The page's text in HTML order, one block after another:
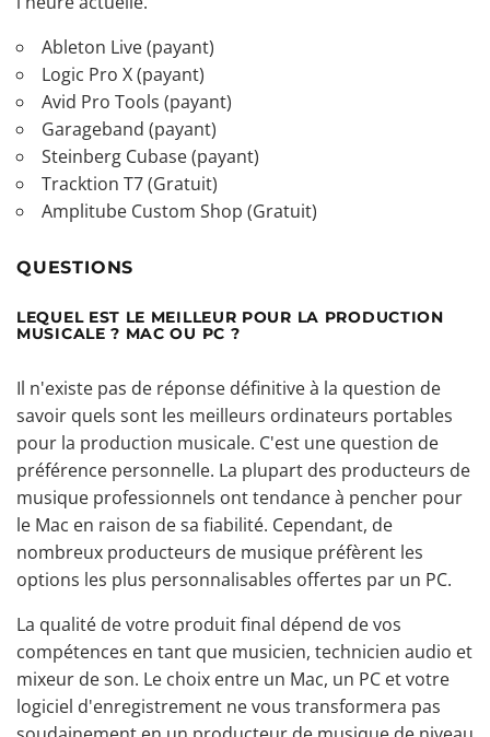
Ableton Live (payant)
Logic Pro X (payant)
Avid Pro Tools (payant)
Garageband (payant)
Steinberg Cubase (payant)
Tracktion T7 (Gratuit)
Amplitube Custom Shop (Gratuit)
QUESTIONS
LEQUEL EST LE MEILLEUR POUR LA PRODUCTION
MUSICALE ? MAC OU PC ?
Il n'existe pas de réponse définitive à la question de
savoir quels sont les meilleurs ordinateurs portables
pour la production musicale. C'est une question de
préférence personnelle. La plupart des producteurs de
musique professionnels ont tendance à pencher pour
le Mac en raison de sa fiabilité. Cependant, de
nombreux producteurs de musique préfèrent les
options les plus personnalisables offertes par un PC.
La qualité de votre produit final dépend de vos
compétences en tant que musicien, technicien audio et
mixeur de son. Le choix entre un Mac, un PC et votre
logiciel d'enregistrement ne vous transformera pas